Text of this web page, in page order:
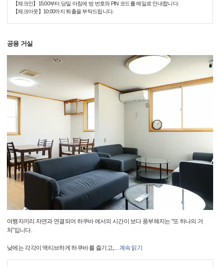
【체크인】15:00부터.당일 아침에 방 번호와 PIN 코드를 메일로 안내합니다.
【체크아웃】10:00까지 퇴출을 부탁드립니다.
공용 거실
여행자끼리 자연과 연결되어 하쿠바 에서의 시간이 보다 풍부해지는 “또 하나의 거
처”입니다.
낮에는 각각이 액티브하게 하쿠바 를 즐기고,…계속 읽기